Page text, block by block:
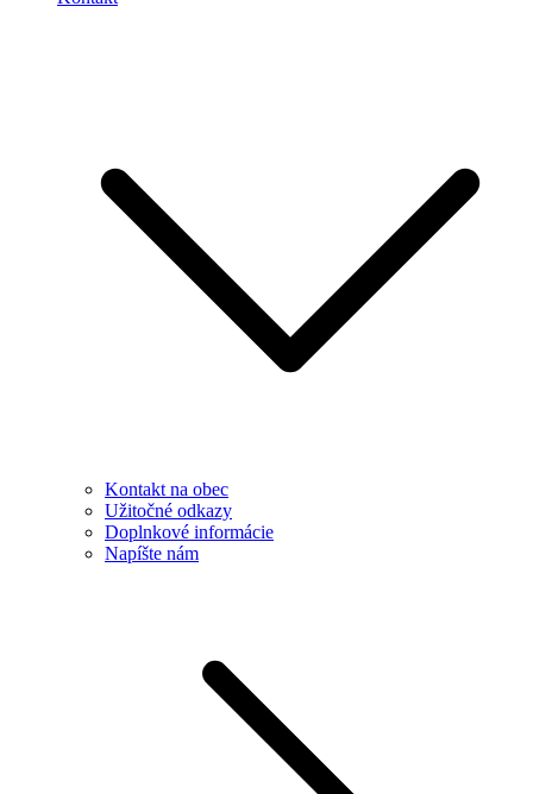
Kontakt na obec
Užitočné odkazy
Doplnkové informácie
Napíšte nám